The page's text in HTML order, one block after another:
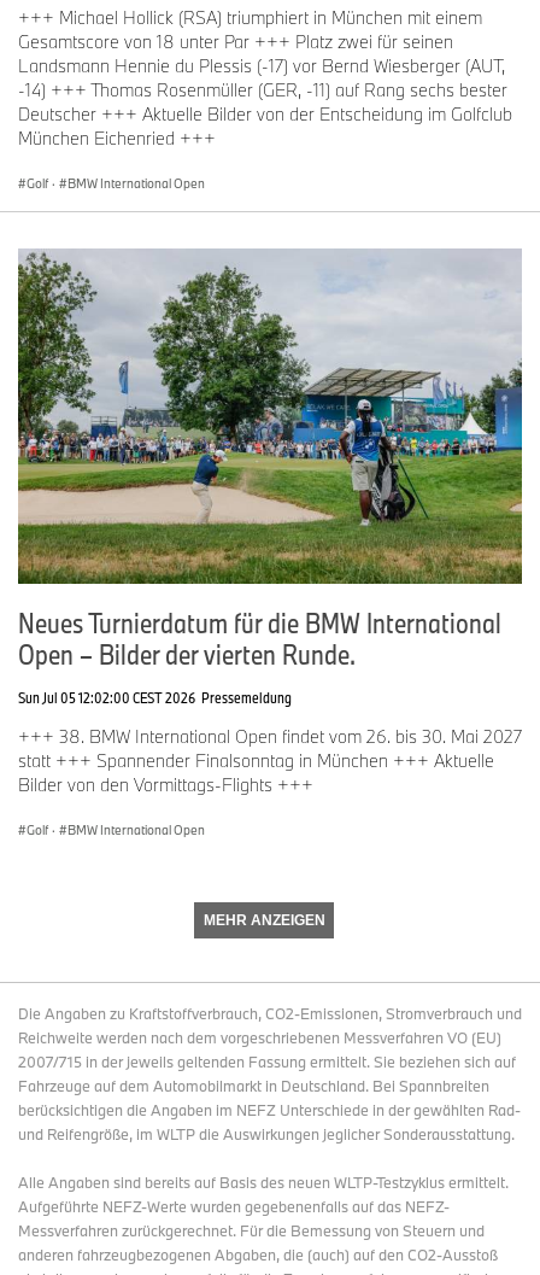
+++ Michael Hollick (RSA) triumphiert in München mit einem
Gesamtscore von 18 unter Par +++ Platz zwei für seinen
Landsmann Hennie du Plessis (-17) vor Bernd Wiesberger (AUT,
-14) +++ Thomas Rosenmüller (GER, -11) auf Rang sechs bester
Deutscher +++ Aktuelle Bilder von der Entscheidung im Golfclub
München Eichenried +++
Golf · BMW International Open
Neues Turnierdatum für die BMW International
Open – Bilder der vierten Runde.
Sun Jul 05 12:02:00 CEST 2026 Pressemeldung
+++ 38. BMW International Open findet vom 26. bis 30. Mai 2027
statt +++ Spannender Finalsonntag in München +++ Aktuelle
Bilder von den Vormittags-Flights +++
Golf · BMW International Open
MEHR ANZEIGEN
Die Angaben zu Kraftstoffverbrauch, CO2-Emissionen, Stromverbrauch und
Reichweite werden nach dem vorgeschriebenen Messverfahren VO (EU)
2007/715 in der jeweils geltenden Fassung ermittelt. Sie beziehen sich auf
Fahrzeuge auf dem Automobilmarkt in Deutschland. Bei Spannbreiten
berücksichtigen die Angaben im NEFZ Unterschiede in der gewählten Rad-
und Reifengröße, im WLTP die Auswirkungen jeglicher Sonderausstattung.
Alle Angaben sind bereits auf Basis des neuen WLTP-Testzyklus ermittelt.
Aufgeführte NEFZ-Werte wurden gegebenenfalls auf das NEFZ-
Messverfahren zurückgerechnet. Für die Bemessung von Steuern und
anderen fahrzeugbezogenen Abgaben, die (auch) auf den CO2-Ausstoß